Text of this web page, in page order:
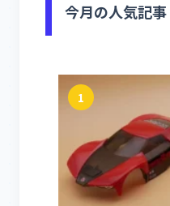
今月の人気記事
1